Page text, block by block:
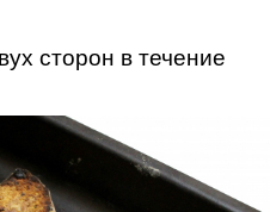
сторон в течение